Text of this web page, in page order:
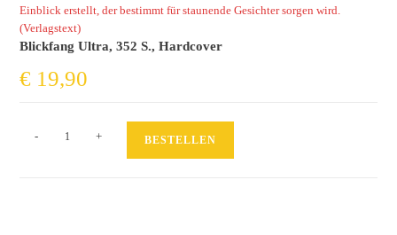
Einblick erstellt, der bestimmt für staunende Gesichter sorgen wird.
(Verlagstext)
Blickfang Ultra, 352 S., Hardcover
€ 19,90
- + BESTELLEN